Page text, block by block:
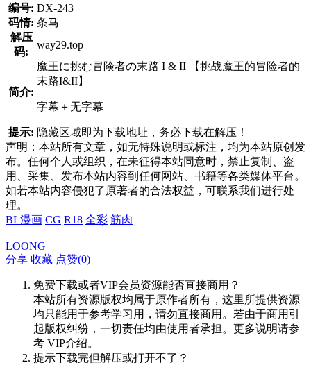
编号: DX-243
码情: 条马
解压
码:
way29.top
简介:
魔王に挑む冒険者の末路 I & II 【挑战魔王的冒险者的
末路I&II】
字幕＋无字幕
提示: 隐藏区域即为下载地址，务必下载在解压！
声明：本站所有文章，如无特殊说明或标注，均为本站原创发
布。任何个人或组织，在未征得本站同意时，禁止复制、盗
用、采集、发布本站内容到任何网站、书籍等各类媒体平台。
如若本站内容侵犯了原著者的合法权益，可联系我们进行处
理。
BL漫画 CG R18 全彩 筋肉
LOONG
分享 收藏 点赞(0)
免费下载或者VIP会员资源能否直接商用？
本站所有资源版权均属于原作者所有，这里所提供资源
均只能用于参考学习用，请勿直接商用。若由于商用引
起版权纠纷，一切责任均由使用者承担。更多说明请参
考 VIP介绍。
提示下载完但解压或打开不了？